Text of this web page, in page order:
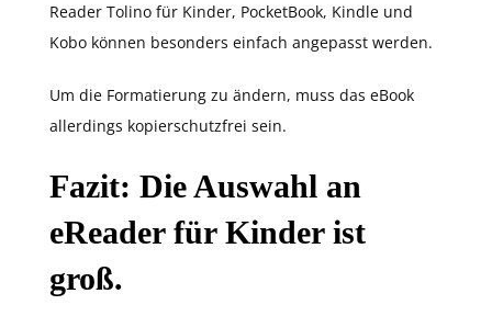
Reader Tolino für Kinder, PocketBook, Kindle und
Kobo können besonders einfach angepasst werden.
Um die Formatierung zu ändern, muss das eBook
allerdings kopierschutzfrei sein.
Fazit: Die Auswahl an
eReader für Kinder ist
groß.